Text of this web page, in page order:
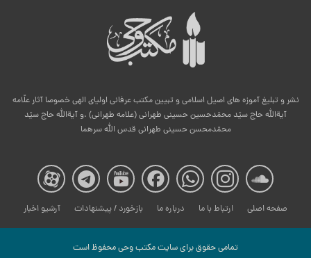
نشر و تبلیغ آموزه های اصیل اسلامی و تبیین مکتب عرفانی اولیای الهی خصوصا آثار علّامه
آیةالله حاج سیّد محمّدحسین حسینی طهرانی (علامه طهرانی) .و آیةالله حاج سیّد
محمّدمحسن حسینی طهرانی قدس الله سرهما
صفحه
مکتب
صفحه
مکتب
صفحه
مکتب
صفحه
مکتب
صفحه
مکتب
صفحه اصلی ارتباط با ما درباره ما بازخورد / پیشنهادات آرشیو اخبار
تمامی حقوق برای سایت مكتب وحی محفوظ است